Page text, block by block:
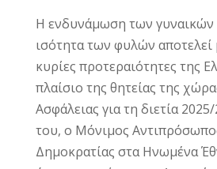
Η ενδυνάμωση των γυναικών
ισότητα των φυλών αποτελεί
κυρίες προτεραιότητες της
πλαίσιο της θητείας της
Ασφάλειας για τη διετία
του, ο Μόνιμος
Δημοκρατίας στα Ηνωμένα